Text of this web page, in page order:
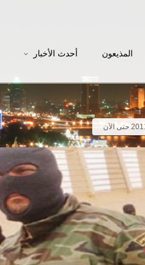
المذيعون أحدث الأخبار